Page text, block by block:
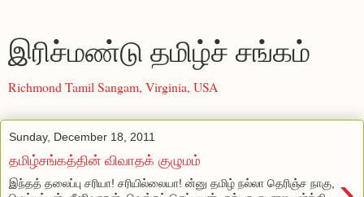
இரிச்மண்டு தமிழ்ச் சங்கம்
Richmond Tamil Sangam, Virginia, USA
Sunday, December 18, 2011
தமிழ்சங்கத்தின் விவாதக் குழுமம்
இந்தத் தலைப்பு சரியா! சரியில்லையா! ன்னு தமிழ் நல்லா தெரிஞ்ச நாகு,